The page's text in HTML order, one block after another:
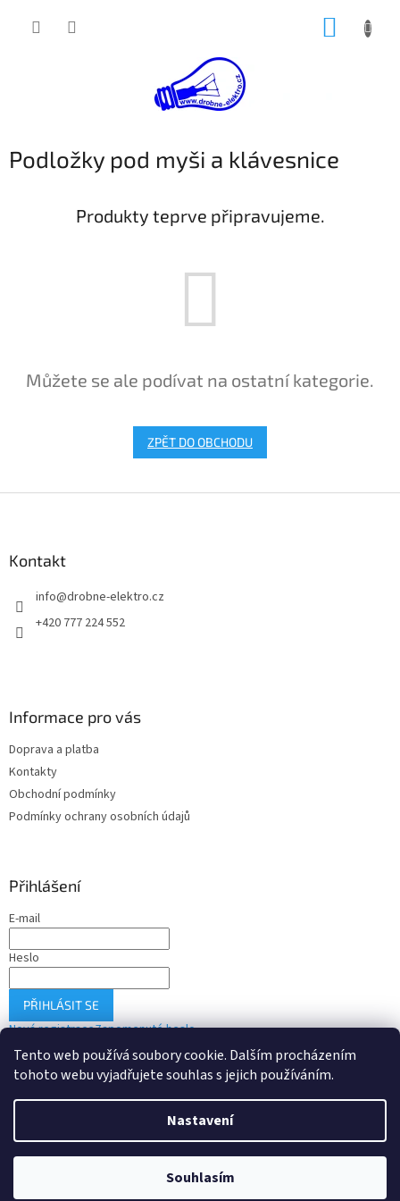
Tento web používá soubory cookie. Dalším procházením
tohoto webu vyjadřujete souhlas s jejich používáním.
Nastavení
Souhlasím
Podložky pod myši a klávesnice
Produkty teprve připravujeme.
Můžete se ale podívat na ostatní kategorie.
ZPĚT DO OBCHODU
Kontakt
info@drobne-elektro.cz
+420 777 224 552
Informace pro vás
Doprava a platba
Kontakty
Obchodní podmínky
Podmínky ochrany osobních údajů
Přihlášení
E-mail
Heslo
PŘIHLÁSIT SE
Nová registraceZapomenuté heslo
Copyright 2026Drobné-elektro.cz. Všechna práva vyhrazena.
Upravit nastavení cookies